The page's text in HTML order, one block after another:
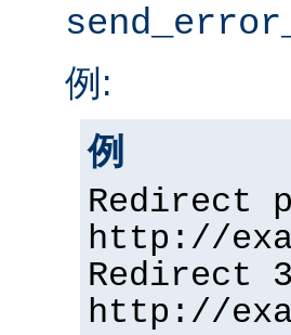
例:
例
Redirect
http://
Redirect
http://